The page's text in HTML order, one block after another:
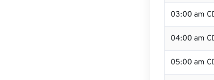
03:00 am
04:00 am
05:00 am